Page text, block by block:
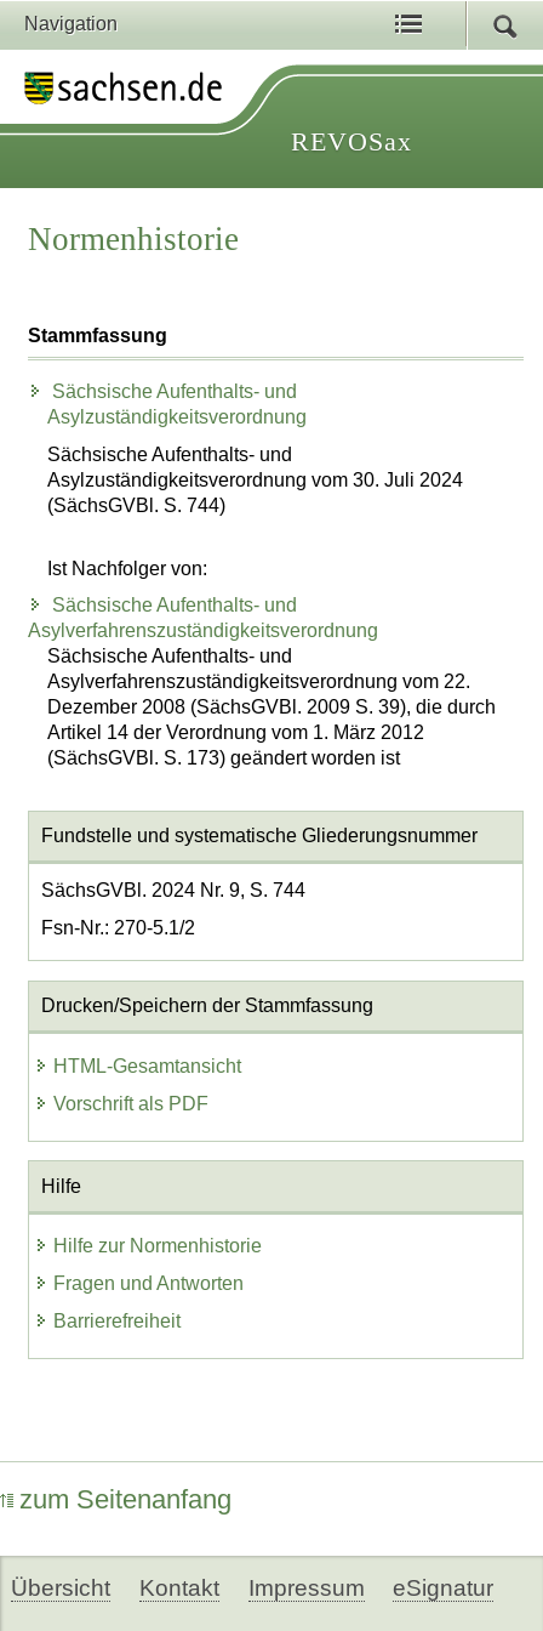
Navigation
REVOSax
Normenhistorie
Stammfassung
Sächsische Aufenthalts- und
Asylzuständigkeitsverordnung
Sächsische Aufenthalts- und
Asylzuständigkeitsverordnung vom 30. Juli 2024
(SächsGVBl. S. 744)
Ist Nachfolger von:
Sächsische Aufenthalts- und
Asylverfahrenszuständigkeitsverordnung
Sächsische Aufenthalts- und
Asylverfahrenszuständigkeitsverordnung vom 22.
Dezember 2008 (SächsGVBl. 2009 S. 39), die durch
Artikel 14 der Verordnung vom 1. März 2012
(SächsGVBl. S. 173) geändert worden ist
Fundstelle und systematische Gliederungsnummer
SächsGVBl. 2024 Nr. 9, S. 744
Fsn-Nr.: 270-5.1/2
Drucken/Speichern der Stammfassung
HTML-Gesamtansicht
Vorschrift als PDF
Hilfe
Hilfe zur Normenhistorie
Fragen und Antworten
Barrierefreiheit
zum Seitenanfang
Übersicht Kontakt Impressum eSignatur